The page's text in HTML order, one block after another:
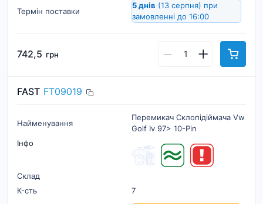
Термін поставки
5 днів (13 серпня) при
замовленні до 16:00
742,5 грн
FAST FT09019
Найменування
Перемикач Склопідіймача Vw
Golf Iv 97> 10-Pin
Інфо
Склад
К-cть
7